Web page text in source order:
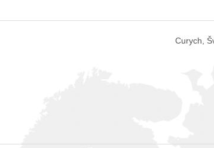
Curych,